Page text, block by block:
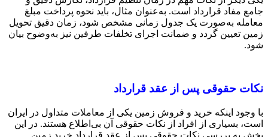
جامع مفاد قرارداد است. به‌عنوان مثال، باید نحوه پرداخت مبلغ
معامله به‌صورت یک جدول زمانی مشخص شود، زمان دقیق تحویل
زمین تعیین گردد و ضمانت اجرای تخلفات طرفین نیز به‌وضوح بیان
شود.
نکات حقوقی پس از عقد قرارداد
با وجود اینکه خرید و فروش زمین یکی از معاملات متداول در ایران
است، بسیاری از افراد از نکات حقوقی آن بی‌اطلاع هستند. در این
بخش به بررسی نکات حقوقی پس از عقد قرارداد خرید زمین